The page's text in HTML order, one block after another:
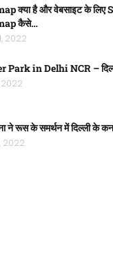
क्या है और वेबसाइट के
कैसे…
2022
Park in Delhi NCR –
2022
ने रूस के समर्थन में दिल्ली के
2022